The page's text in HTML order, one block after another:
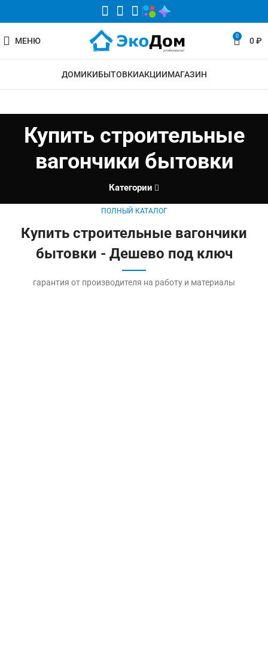
МЕНЮ 0 0₽
ДОМИКИБЫТОВКИАКЦИИМАГАЗИН
Купить строительные
вагончики бытовки
Категории
ПОЛНЫЙ КАТАЛОГ
Купить строительные вагончики
бытовки - Дешево под ключ
гарантия от производителя на работу и материалы